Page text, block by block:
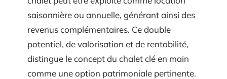
saisonnière ou annuelle, générant ainsi des
revenus complémentaires. Ce double
potentiel, de valorisation et de rentabilité,
distingue le concept du chalet clé en main
comme une option patrimoniale pertinente.